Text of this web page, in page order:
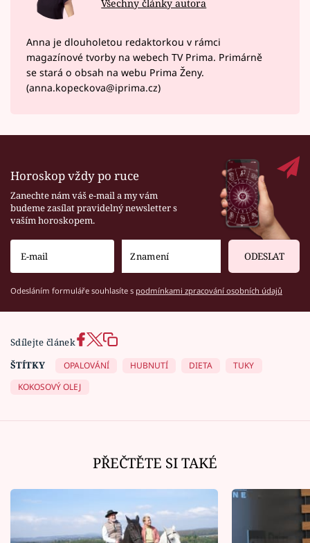
Všechny články autora
Anna je dlouholetou redaktorkou v rámci
magazínové tvorby na webech TV Prima. Primárně
se stará o obsah na webu Prima Ženy.
(anna.kopeckova@iprima.cz)
Horoskop vždy po ruce
Zanechte nám váš e-mail a my vám
budeme zasílat pravidelný newsletter s
vaším horoskopem.
ODESLAT
Odesláním formuláře souhlasíte s podmínkami zpracování osobních údajů
Sdílejte článek
ŠTÍTKY
OPALOVÁNÍ HUBNUTÍ DIETA
TUKY
KOKOSOVÝ OLEJ
PŘEČTĚTE SI TAKÉ